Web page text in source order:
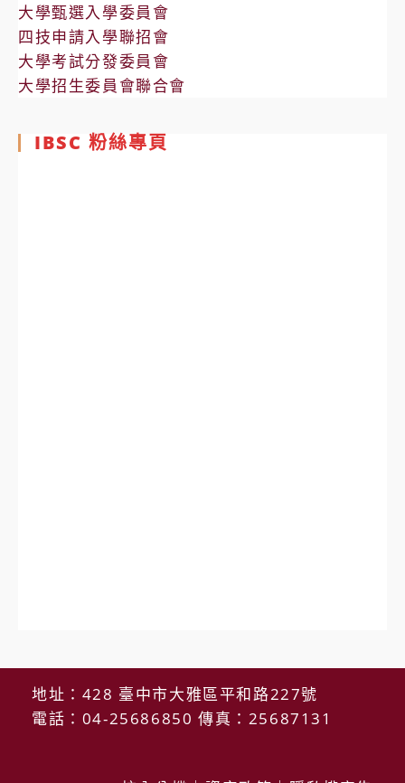
大學甄選入學委員會
四技申請入學聯招會
大學考試分發委員會
大學招生委員會聯合會
IBSC 粉絲專頁
地址：428 臺中市大雅區平和路227號
電話：04-25686850 傳真：25687131